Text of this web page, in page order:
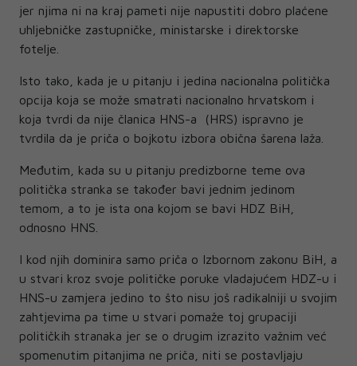
jer njima ni na kraj pameti nije napustiti dobro plaćene
uhljebničke zastupničke, ministarske i direktorske
fotelje.
Isto tako, kada je u pitanju i jedina nacionalna politička
opcija koja se može smatrati nacionalno hrvatskom i
koja tvrdi da nije članica HNS-a (HRS) ispravno je
tvrdila da je priča o bojkotu izbora obična šarena laža.
Međutim, kada su u pitanju predizborne teme ova
politička stranka se također bavi jednim jedinom
temom, a to je ista ona kojom se bavi HDZ BiH,
odnosno HNS.
I kod njih dominira samo priča o Izbornom zakonu BiH, a
u stvari kroz svoje političke poruke vladajućem HDZ-u i
HNS-u zamjera jedino to što nisu još radikalniji u svojim
zahtjevima pa time u stvari pomaže toj grupaciji
političkih stranaka jer se o drugim izrazito važnim već
spomenutim pitanjima ne priča, niti se postavljaju